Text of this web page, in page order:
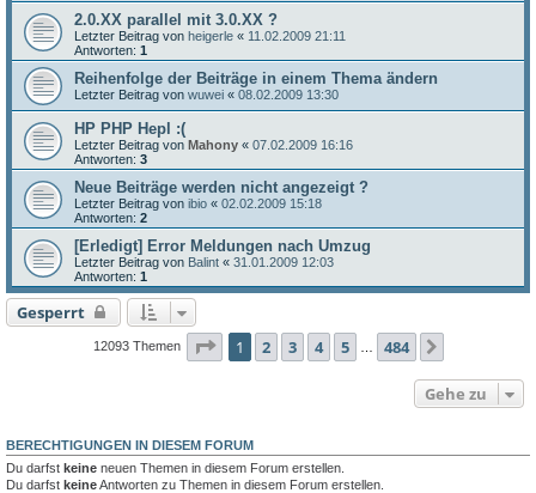
2.0.XX parallel mit 3.0.XX ?
Letzter Beitrag von heigerle « 11.02.2009 21:11
Antworten: 1
Reihenfolge der Beiträge in einem Thema ändern
Letzter Beitrag von wuwei « 08.02.2009 13:30
HP PHP Hepl :(
Letzter Beitrag von Mahony « 07.02.2009 16:16
Antworten: 3
Neue Beiträge werden nicht angezeigt ?
Letzter Beitrag von ibio « 02.02.2009 15:18
Antworten: 2
[Erledigt] Error Meldungen nach Umzug
Letzter Beitrag von Balint « 31.01.2009 12:03
Antworten: 1
Gesperrt
12093 Themen Seite 1von 484
1 2 3 4 5 484
Gehe zu
BERECHTIGUNGEN IN DIESEM FORUM
Du darfst keine neuen Themen in diesem Forum erstellen.
Du darfst keineAntworten zu Themen in diesem Forum erstellen.